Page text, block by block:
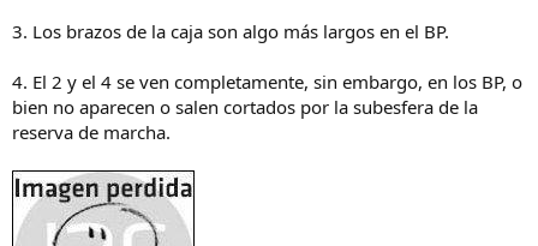
3. Los brazos de la caja son algo más largos en el BP.
4. El 2 y el 4 se ven completamente, sin embargo, en los BP, o
bien no aparecen o salen cortados por la subesfera de la
reserva de marcha.